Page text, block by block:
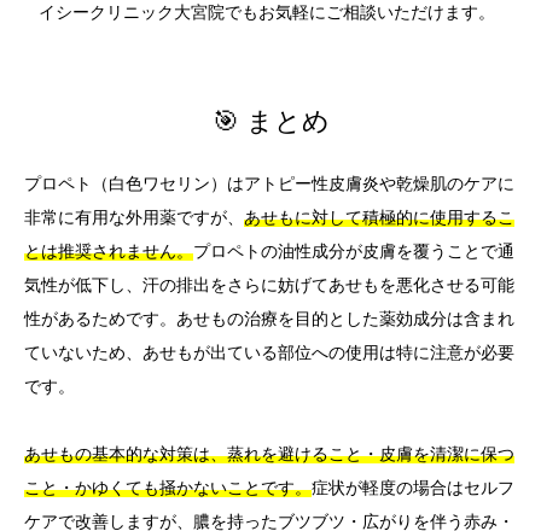
イシークリニック大宮院でもお気軽にご相談いただけます。
🎯 まとめ
プロペト（白色ワセリン）はアトピー性皮膚炎や乾燥肌のケアに
非常に有用な外用薬ですが、 あせもに対して積極的に使用するこ
とは推奨されません。プロペトの油性成分が皮膚を覆うことで通
気性が低下し、汗の排出をさらに妨げてあせもを悪化させる可能
性があるためです。あせもの治療を目的とした薬効成分は含まれ
ていないため、あせもが出ている部位への使用は特に注意が必要
です。
あせもの基本的な対策は、蒸れを避けること・皮膚を清潔に保つ
こと・かゆくても掻かないことです。症状が軽度の場合はセルフ
ケアで改善しますが、膿を持ったブツブツ・広がりを伴う赤み・